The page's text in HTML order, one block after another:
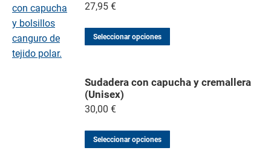
27,95 €
Seleccionar opciones
Sudadera con capucha y cremallera
(Unisex)
30,00 €
Seleccionar opciones